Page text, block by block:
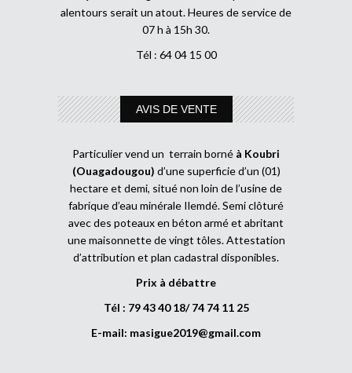
alentours serait un atout. Heures de service de
07 h à 15h 30.
Tél : 64 04 15 00
AVIS DE VENTE
Particulier vend un terrain borné à Koubri
(Ouagadougou) d’une superficie d’un (01)
hectare et demi, situé non loin de l’usine de
fabrique d’eau minérale Ilemdé. Semi clôturé
avec des poteaux en béton armé et abritant
une maisonnette de vingt tôles. Attestation
d’attribution et plan cadastral disponibles.
Prix à débattre
Tél : 79 43 40 18/ 74 74 11 25
E-mail: masigue2019@gmail.com